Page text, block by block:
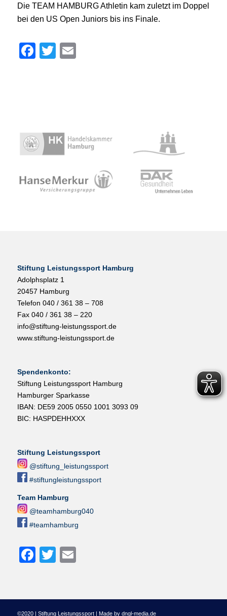
Die TEAM HAMBURG Athletin kam zuletzt im Doppel
bei den US Open Juniors bis ins Finale.
Facebook
Twitter
Stiftung Leistungssport Hamburg
Adolphsplatz 1
20457 Hamburg
Telefon 040 / 361 38 – 708
Fax 040 / 361 38 – 220
info@stiftung-leistungssport.de
www.stiftung-leistungssport.de
Spendenkonto:
Stiftung Leistungssport Hamburg
Hamburger Sparkasse
IBAN: DE59 2005 0550 1001 3093 09
BIC: HASPDEHHXXX
Stiftung Leistungssport
@stiftung_leistungssport
#stiftungleistungssport
Team Hamburg
@teamhamburg040
#teamhamburg
Facebook
Twitter
©2020 | Stiftung Leistungssport | Made by dngl-media.de